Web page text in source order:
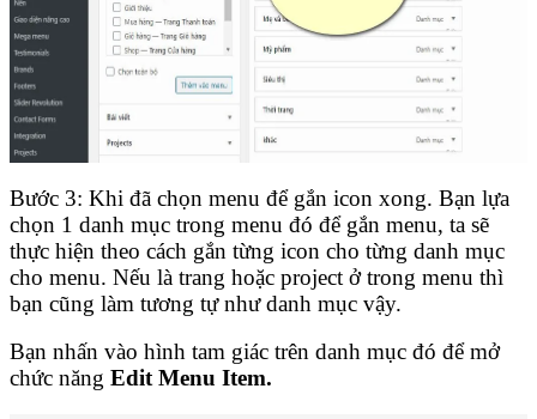
Bước 3: Khi đã chọn menu để gắn icon xong. Bạn lựa
chọn 1 danh mục trong menu đó để gắn menu, ta sẽ
thực hiện theo cách gắn từng icon cho từng danh mục
cho menu. Nếu là trang hoặc project ở trong menu thì
bạn cũng làm tương tự như danh mục vậy.
Bạn nhấn vào hình tam giác trên danh mục đó để mở
chức năng Edit Menu Item.